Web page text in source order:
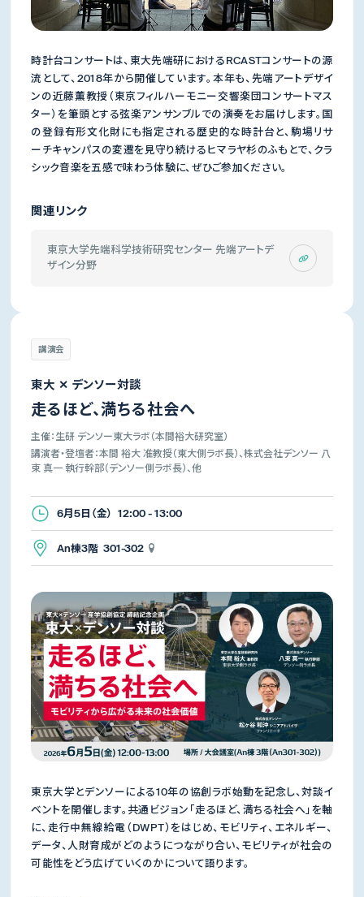
時計台コンサートは、東大先端研におけるRCASTコンサートの源
流として、2018年から開催しています。本年も、先端アートデザイ
ンの近藤薫教授（東京フィルハーモニー交響楽団コンサートマス
ター）を筆頭とする弦楽アンサンブルでの演奏をお届けします。国
の登録有形文化財にも指定される歴史的な時計台と、駒場リサ
ーチキャンパスの変遷を見守り続けるヒマラヤ杉のふもとで、クラ
シック音楽を五感で味わう体験に、ぜひご参加ください。
関連リンク
東京大学先端科学技術研究センター 先端アートデ
ザイン分野
講演会
東大 ✕ デンソー対談
走るほど、満ちる社会へ
主催：生研 デンソー東大ラボ（本間裕大研究室）
講演者・登壇者：本間 裕大 准教授（東大側ラボ長）、株式会社デンソー 八
束 真一 執行幹部（デンソー側ラボ長）、他
6月5日（金） 12:00 - 13:00
An棟3階 301-302
東京大学とデンソーによる10年の協創ラボ始動を記念し、対談イ
ベントを開催します。共通ビジョン「走るほど、満ちる社会へ」を軸
に、走行中無線給電（DWPT）をはじめ、モビリティ、エネルギー、
データ、人財育成がどのようにつながり合い、モビリティが社会の
可能性をどう広げていくのかについて語ります。